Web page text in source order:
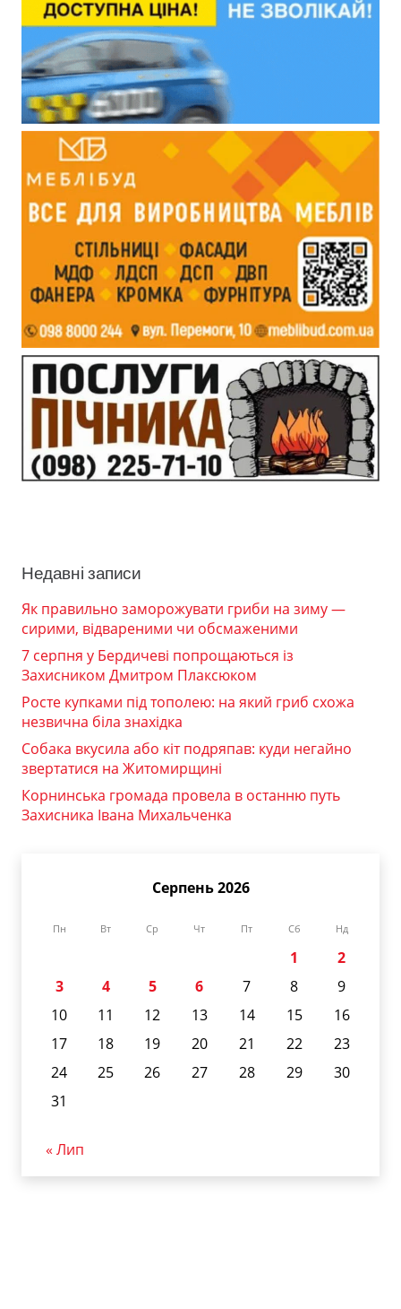
Недавні записи
Як правильно заморожувати гриби на зиму —
сирими, відвареними чи обсмаженими
7 серпня у Бердичеві попрощаються із
Захисником Дмитром Плаксюком
Росте купками під тополею: на який гриб схожа
незвична біла знахідка
Собака вкусила або кіт подряпав: куди негайно
звертатися на Житомирщині
Корнинська громада провела в останню путь
Захисника Івана Михальченка
Серпень 2026
Пн Вт Ср Чт Пт Сб Нд
1
2
3
4 5 6 7 8
9
10
11 12 13 14 15
16
17
18 19 20 21 22
23
24
25 26 27 28 29
30
31
« Лип